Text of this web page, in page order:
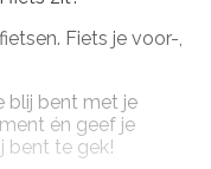
Fiets je voor-,
blij bent met je
én geef je
bent te gek!